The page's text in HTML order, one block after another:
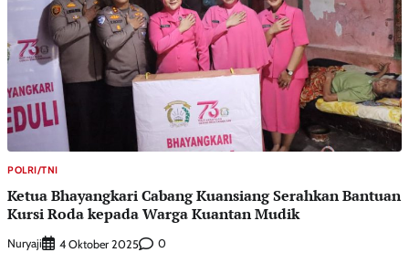
POLRI/TNI
Ketua Bhayangkari Cabang Kuansiang Serahkan Bantuan
Kursi Roda kepada Warga Kuantan Mudik
Nuryaji 4 Oktober 2025 0